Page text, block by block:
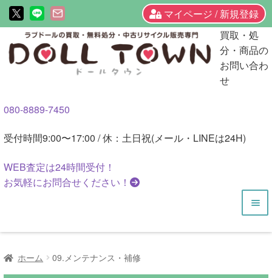
マイページ / 新規登録
ビ
ゲ
ョ
へ
キ
ッ
ン
テ
へ
キ
プ
買取・処
分・商品の
お問い合わ
せ
080-8889-7450
受付時間9:00〜17:00 / 休：土日祝(メール・LINEは24H)
WEB査定は24時間受付！
お気軽にお問合せください！
HOME
商品一覧
ホーム 09.メンテナンス・補修